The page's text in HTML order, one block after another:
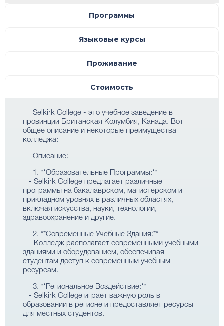
Программы
Языковые курсы
Проживание
Стоимость
Selkirk College - это учебное заведение в
провинции Британская Колумбия, Канада. Вот
общее описание и некоторые преимущества
колледжа:
Описание:
1. **Образовательные Программы:**
- Selkirk College предлагает различные
программы на бакалаврском, магистерском и
прикладном уровнях в различных областях,
включая искусства, науки, технологии,
здравоохранение и другие.
2. **Современные Учебные Здания:**
- Колледж располагает современными учебными
зданиями и оборудованием, обеспечивая
студентам доступ к современным учебным
ресурсам.
3. **Региональное Воздействие:**
- Selkirk College играет важную роль в
образовании в регионе и предоставляет ресурсы
для местных студентов.